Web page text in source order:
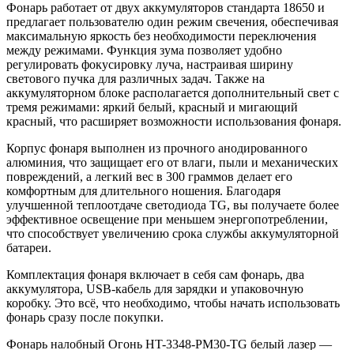
Фонарь работает от двух аккумуляторов стандарта 18650 и
предлагает пользователю один режим свечения, обеспечивая
максимальную яркость без необходимости переключения
между режимами. Функция зума позволяет удобно
регулировать фокусировку луча, настраивая ширину
светового пучка для различных задач. Также на
аккумуляторном блоке располагается дополнительный свет с
тремя режимами: яркий белый, красный и мигающий
красный, что расширяет возможности использования фонаря.
Корпус фонаря выполнен из прочного анодированного
алюминия, что защищает его от влаги, пыли и механических
повреждений, а легкий вес в 300 граммов делает его
комфортным для длительного ношения. Благодаря
улучшенной теплоотдаче светодиода TG, вы получаете более
эффективное освещение при меньшем энергопотреблении,
что способствует увеличению срока службы аккумуляторной
батареи.
Комплектация фонаря включает в себя сам фонарь, два
аккумулятора, USB-кабель для зарядки и упаковочную
коробку. Это всё, что необходимо, чтобы начать использовать
фонарь сразу после покупки.
Фонарь налобный Огонь HT-3348-PM30-TG белый лазер —